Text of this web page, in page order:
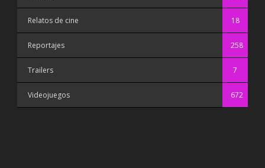
Relatos de cine 18
Reportajes 258
Trailers 7
Videojuegos 672